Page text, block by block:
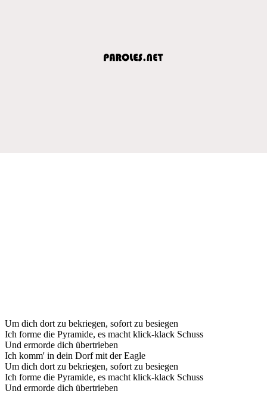
Um dich dort zu bekriegen, sofort zu besiegen
Ich forme die Pyramide, es macht klick-klack Schuss
Und ermorde dich übertrieben
Ich komm' in dein Dorf mit der Eagle
Um dich dort zu bekriegen, sofort zu besiegen
Ich forme die Pyramide, es macht klick-klack Schuss
Und ermorde dich übertrieben